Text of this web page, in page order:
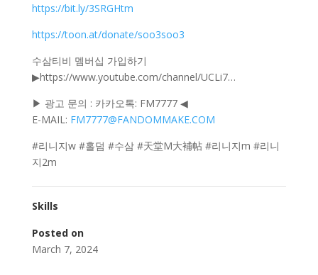
https://bit.ly/3SRGHtm
https://toon.at/donate/soo3soo3
수삼티비 멤버십 가입하기
▶https://www.youtube.com/channel/UCLi7​…
▶ 광고 문의 : 카카오톡: FM7777 ◀
E-MAIL: FM7777@FANDOMMAKE.COM
#리니지w #홀덤 #수삼 #天堂M大補帖 #리니지m #리니
지2m
Skills
Posted on
March 7, 2024